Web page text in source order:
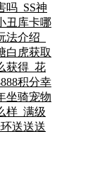
吗_SS神
丑库卡哪
介绍_
白虎获取
获得_花
积分幸
坐骑宠物
样_满级
送送送